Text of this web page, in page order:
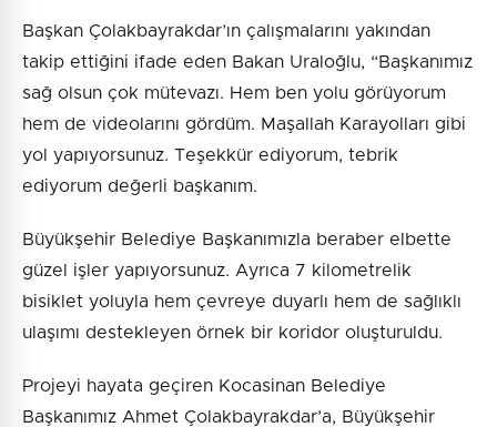
Başkan Çolakbayrakdar’ın çalışmalarını yakından
takip ettiğini ifade eden Bakan Uraloğlu, “Başkanımız
sağ olsun çok mütevazı. Hem ben yolu görüyorum
hem de videolarını gördüm. Maşallah Karayolları gibi
yol yapıyorsunuz. Teşekkür ediyorum, tebrik
ediyorum değerli başkanım.
Büyükşehir Belediye Başkanımızla beraber elbette
güzel işler yapıyorsunuz. Ayrıca 7 kilometrelik
bisiklet yoluyla hem çevreye duyarlı hem de sağlıklı
ulaşımı destekleyen örnek bir koridor oluşturuldu.
Projeyi hayata geçiren Kocasinan Belediye
Başkanımız Ahmet Çolakbayrakdar’a, Büyükşehir